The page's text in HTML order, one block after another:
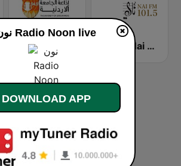
Radio Nai FM 101.5
نون Radio Noon live
DOWNLOAD APP